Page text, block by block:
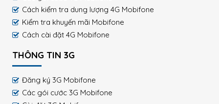
Cách kiểm tra dung lượng 4G Mobifone
Kiểm tra khuyến mãi Mobifone
Cách cài đặt 4G Mobifone
THÔNG TIN 3G
Đăng ký 3G Mobifone
Các gói cước 3G Mobifone